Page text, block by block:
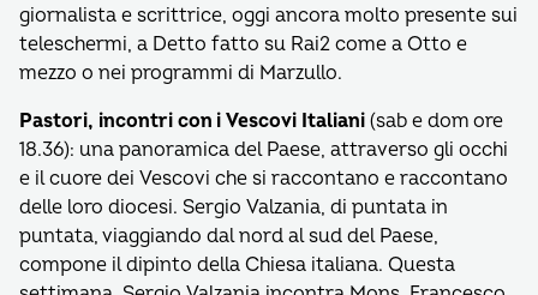
giornalista e scrittrice, oggi ancora molto presente sui
teleschermi, a Detto fatto su Rai2 come a Otto e
mezzo o nei programmi di Marzullo.
Pastori, incontri con i Vescovi Italiani (sab e dom ore
18.36): una panoramica del Paese, attraverso gli occhi
e il cuore dei Vescovi che si raccontano e raccontano
delle loro diocesi. Sergio Valzania, di puntata in
puntata, viaggiando dal nord al sud del Paese,
compone il dipinto della Chiesa italiana. Questa